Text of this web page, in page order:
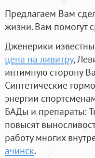
Предлагаем Вам
жизни. Вам помогут
Дженерики
цена на ливитру,
интимную сторону
Синтетические
энергии
БАДы и препараты:
повысят
работу многих
ачинск.